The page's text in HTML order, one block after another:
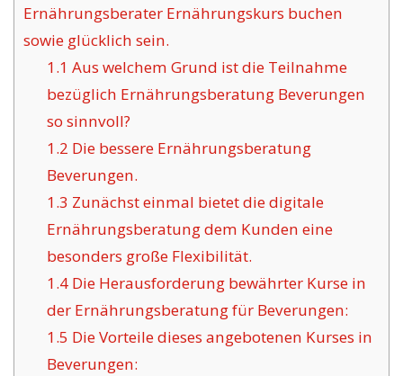
Ernährungsberater Ernährungskurs buchen
sowie glücklich sein.
1.1 Aus welchem Grund ist die Teilnahme
bezüglich Ernährungsberatung Beverungen
so sinnvoll?
1.2 Die bessere Ernährungsberatung
Beverungen.
1.3 Zunächst einmal bietet die digitale
Ernährungsberatung dem Kunden eine
besonders große Flexibilität.
1.4Die Herausforderung bewährter Kurse in
der Ernährungsberatung für Beverungen:
1.5 Die Vorteile dieses angebotenen Kurses in
Beverungen: